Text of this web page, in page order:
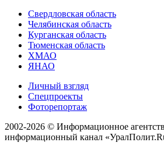
Свердловская область
Челябинская область
Курганская область
Тюменская область
ХМАО
ЯНАО
Личный взгляд
Спецпроекты
Фоторепортаж
2002-2026 © Информационное
информационный канал